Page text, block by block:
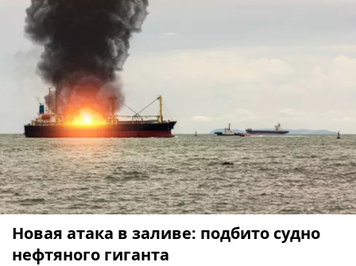
Новая атака в заливе: подбито судно
нефтяного гиганта